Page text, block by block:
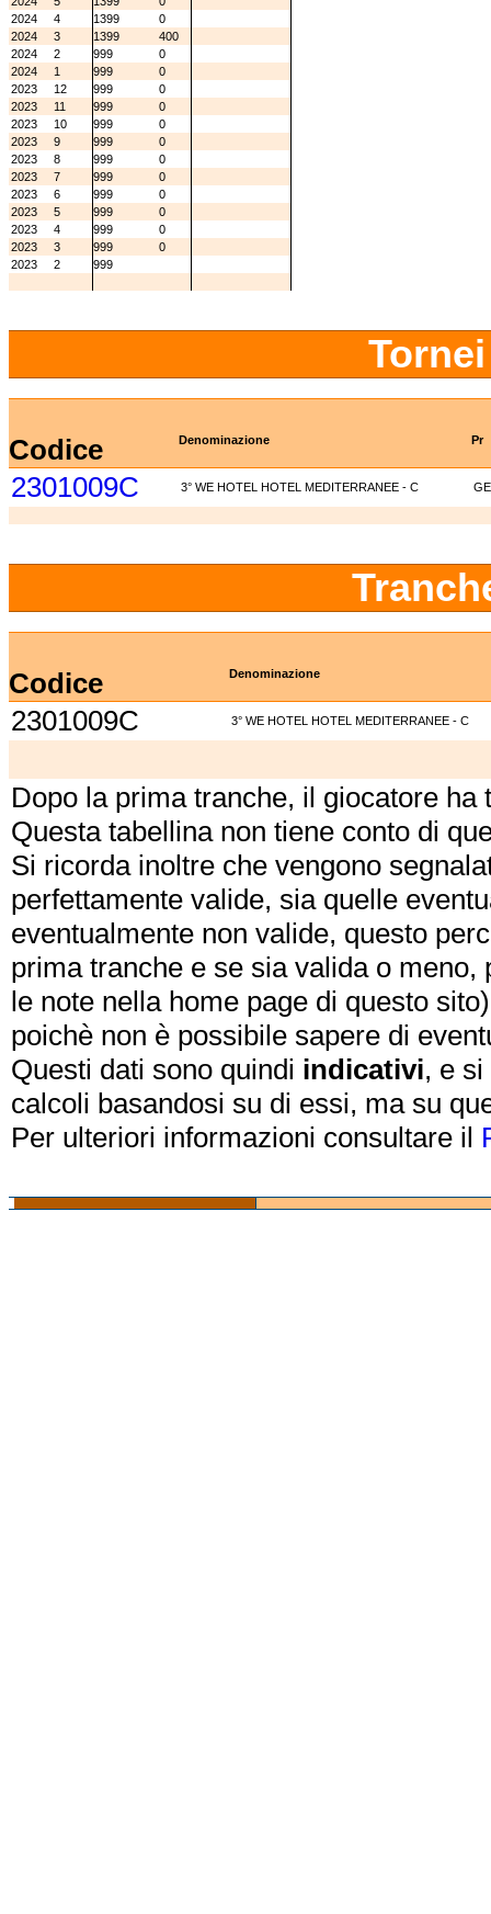
2024
4 1399
0
2024
3 1399
400
2024
2 999
0
2024
1 999
0
2023
12 999
0
2023
11 999
0
2023
10 999
0
2023
9 999
0
2023
8 999
0
2023
7 999
0
2023
6 999
0
2023
5 999
0
2023
4 999
0
2023
3 999
0
2023
2 999
Codice Denominazione Pr
2301009C 3° WE HOTEL HOTEL MEDITERRANEE - C GE
Codice Denominazione
2301009C 3° WE HOTEL HOTEL MEDITERRANEE - C
Dopo la prima tranche, il giocatore
Questa tabellina non tiene conto di
Si ricorda inoltre che vengono
perfettamente valide, sia quelle
eventualmente non valide, questo
prima tranche e se sia valida o
le note nella home page di questo
poichè non è possibile sapere di
Questi dati sono quindi indicativi, e
calcoli basandosi su di essi, ma su
Per ulteriori informazioni consultare il